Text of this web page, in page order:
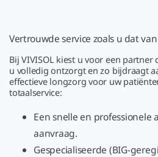
Vertrouwde service zoals u dat
Bij VIVISOL kiest u voor een
u volledig ontzorgt en zo bijdraagt
effectieve longzorg voor uw
totaalservice:
Een snelle en
aanvraag.
Gespecialiseerde (BIG-